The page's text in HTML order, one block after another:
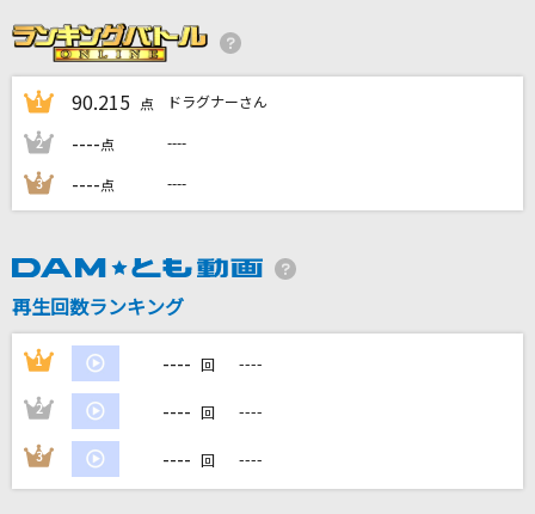
lulu.
糸
DAMの新曲・ランキングなど
1 90.215 点 ドラグナーさん
2 ----点 ----
3 ----点 ----
再生回数ランキング
1 ---- 回 ----
2 ---- 回 ----
3 ---- 回 ----